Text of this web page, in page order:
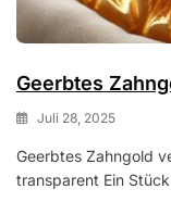
Geerbtes
Juli 28, 2025
Geerbtes Zahngold
transparent Ein